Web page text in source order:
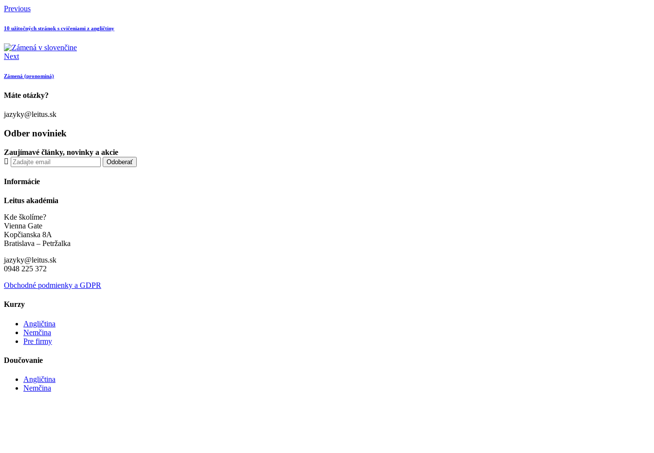
Previous
10 užitočných stránok s cvičeniami z angličtiny
Next
Zámená (pronominá)
Máte otázky?
jazyky@leitus.sk
Odber noviniek
Zaujímavé články, novinky a akcie
Informácie
Leitus akadémia
Kde školíme?
Vienna Gate
Kopčianska 8A
Bratislava – Petržalka
jazyky@leitus.sk
0948 225 372
Obchodné podmienky a GDPR
Kurzy
Angličtina
Nemčina
Pre firmy
Doučovanie
Angličtina
Nemčina